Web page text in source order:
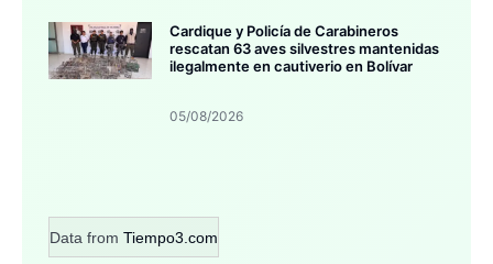
Cardique y Policía de Carabineros
rescatan 63 aves silvestres mantenidas
ilegalmente en cautiverio en Bolívar
05/08/2026
Data from Tiempo3.com